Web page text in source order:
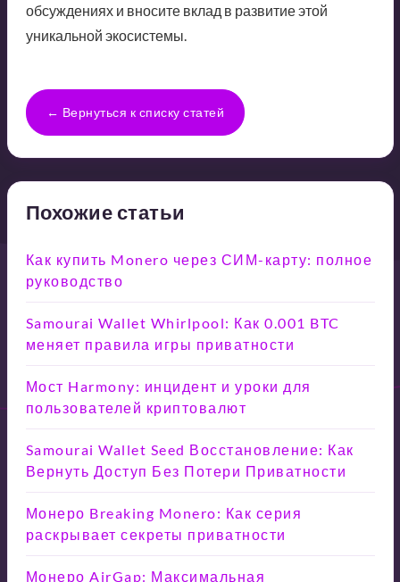
обсуждениях и вносите вклад в развитие этой
уникальной экосистемы.
← Вернуться к списку статей
Похожие статьи
Как купить Monero через СИМ-карту: полное
руководство
Samourai Wallet Whirlpool: Как 0.001 BTC
меняет правила игры приватности
Мост Harmony: инцидент и уроки для
пользователей криптовалют
Samourai Wallet Seed Восстановление: Как
Вернуть Доступ Без Потери Приватности
Монеро Breaking Monero: Как серия
раскрывает секреты приватности
Монеро AirGap: Максимальная